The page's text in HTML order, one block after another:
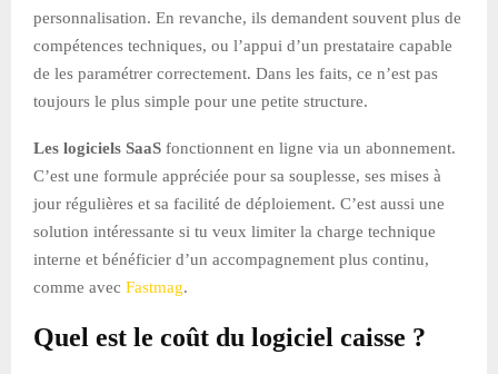
personnalisation. En revanche, ils demandent souvent plus de
compétences techniques, ou l’appui d’un prestataire capable
de les paramétrer correctement. Dans les faits, ce n’est pas
toujours le plus simple pour une petite structure.
Les logiciels SaaS fonctionnent en ligne via un abonnement.
C’est une formule appréciée pour sa souplesse, ses mises à
jour régulières et sa facilité de déploiement. C’est aussi une
solution intéressante si tu veux limiter la charge technique
interne et bénéficier d’un accompagnement plus continu,
comme avec Fastmag.
Quel est le coût du logiciel caisse ?